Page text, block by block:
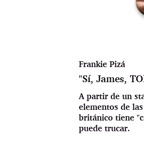
Frankie Pizá
"Sí, James,
A partir de un
elementos de
británico tiene
puede trucar.